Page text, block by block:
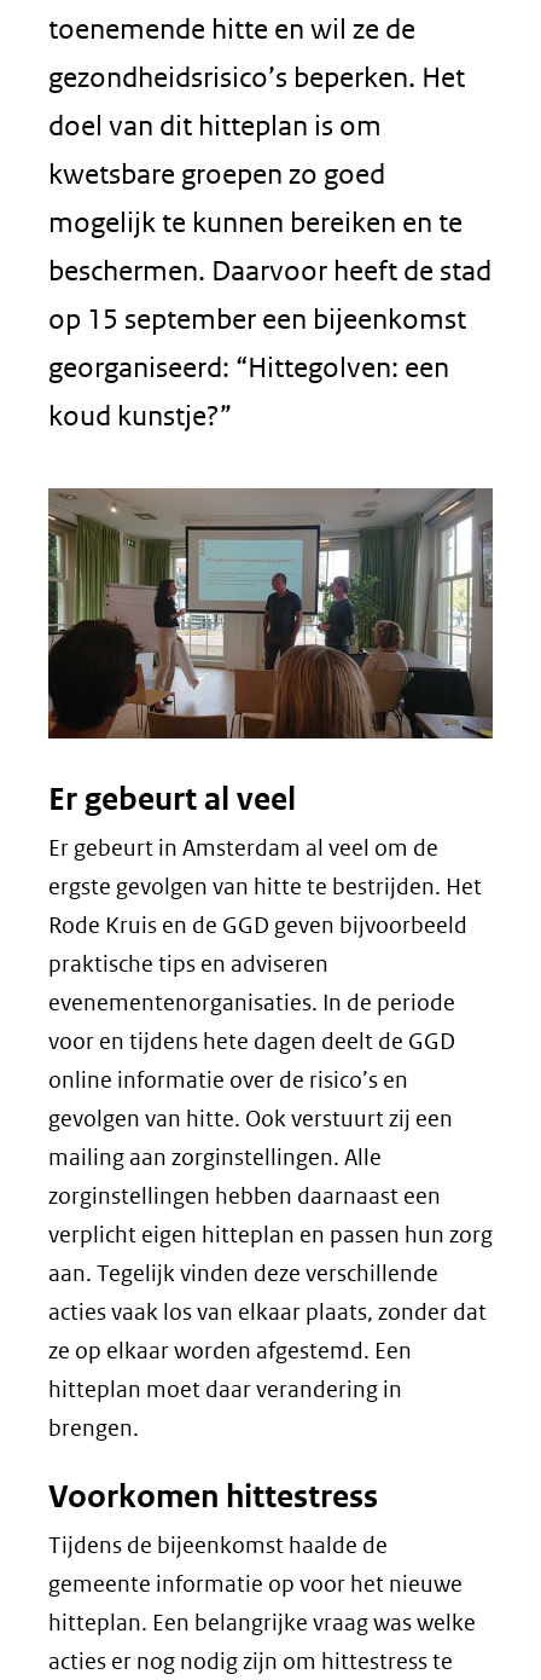
toenemende hitte en wil ze de
gezondheidsrisico’s beperken. Het
doel van dit hitteplan is om
kwetsbare groepen zo goed
mogelijk te kunnen bereiken en te
beschermen. Daarvoor heeft de stad
op 15 september een bijeenkomst
georganiseerd: “Hittegolven: een
koud kunstje?”
Er gebeurt al veel
Er gebeurt in Amsterdam al veel om de
ergste gevolgen van hitte te bestrijden. Het
Rode Kruis en de GGD geven bijvoorbeeld
praktische tips en adviseren
evenementenorganisaties. In de periode
voor en tijdens hete dagen deelt de GGD
online informatie over de risico’s en
gevolgen van hitte. Ook verstuurt zij een
mailing aan zorginstellingen. Alle
zorginstellingen hebben daarnaast een
verplicht eigen hitteplan en passen hun zorg
aan. Tegelijk vinden deze verschillende
acties vaak los van elkaar plaats, zonder dat
ze op elkaar worden afgestemd. Een
hitteplan moet daar verandering in
brengen.
Voorkomen hittestress
Tijdens de bijeenkomst haalde de
gemeente informatie op voor het nieuwe
hitteplan. Een belangrijke vraag was welke
acties er nog nodig zijn om hittestress te